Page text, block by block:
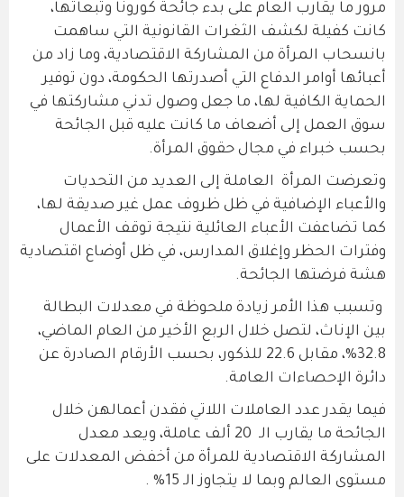
مرور ما يقارب العام على بدء جائحة كورونا وتبعاتها،
كانت كفيلة لكشف الثغرات القانونية التي ساهمت
بانسحاب المرأة من المشاركة الاقتصادية، وما زاد من
أعبائها أوامر الدفاع التي أصدرتها الحكومة، دون توفير
الحماية الكافية لها، ما جعل وصول تدني مشاركتها في
سوق العمل إلى أضعاف ما كانت عليه قبل الجائحة
بحسب خبراء في مجال حقوق المرأة.
وتعرضت المرأة العاملة إلى العديد من التحديات
والأعباء الإضافية في ظل ظروف عمل غير صديقة لها،
كما تضاعفت الأعباء العائلية نتيجة توقف الأعمال
وفترات الحظر وإغلاق المدارس، في ظل أوضاع اقتصادية
هشة فرضتها الجائحة.
وتسبب هذا الأمر زيادة ملحوظة في معدلات البطالة
بين الإناث، لتصل خلال الربع الأخير من العام الماضي،
32.8%، مقابل 22.6 للذكور، بحسب الأرقام الصادرة عن
دائرة الإحصاءات العامة.
فيما يقدر عدد العاملات اللاتي فقدن أعمالهن خلال
الجائحة ما يقارب الـ 20 ألف عاملة، ويعد معدل
المشاركة الاقتصادية للمرأة من أخفض المعدلات على
مستوى العالم وبما لا يتجاوز الـ 15% .